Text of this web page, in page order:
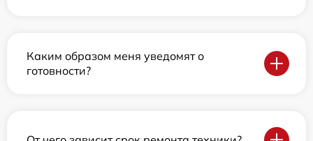
Каким образом меня уведомят о
готовности?